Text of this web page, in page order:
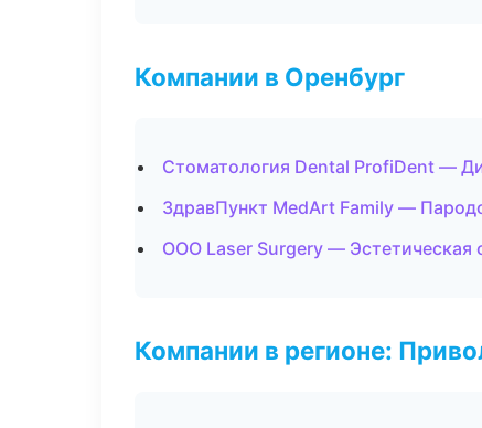
Компании в Оренбург
Стоматология Dental ProfiDent —
ЗдравПункт MedArt Family —
ООО Laser Surgery — Эстетическая
Компании в регионе: